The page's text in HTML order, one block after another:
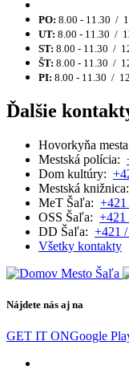
PO: 8.00 - 11.30 /
UT: 8.00 - 11.30 /
ST: 8.00 - 11.30 /
ŠT: 8.00 - 11.30 /
PI: 8.00 - 11.30 /
Ďalšie
Hovorkyňa
Mestská polícia:
Dom kultúry:
Mestská knižnica:
MeT Šaľa: +421
OSS Šaľa: +421
DD Šaľa: +421
Všetky kontakty
Nájdete nás aj na
GET IT ONGoogle